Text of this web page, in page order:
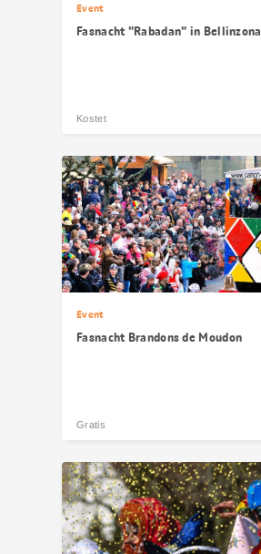
Event
Fasnacht "Rabadan" in Bellinzona
Kostet
Event
Fasnacht Brandons de Moudon
Gratis